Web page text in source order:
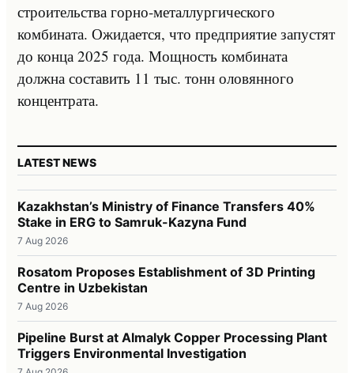
строительства горно-металлургического
комбината. Ожидается, что предприятие запустят
до конца 2025 года. Мощность комбината
должна составить 11 тыс. тонн оловянного
концентрата.
LATEST NEWS
Kazakhstan’s Ministry of Finance Transfers 40%
Stake in ERG to Samruk-Kazyna Fund
7 Aug 2026
Rosatom Proposes Establishment of 3D Printing
Centre in Uzbekistan
7 Aug 2026
Pipeline Burst at Almalyk Copper Processing Plant
Triggers Environmental Investigation